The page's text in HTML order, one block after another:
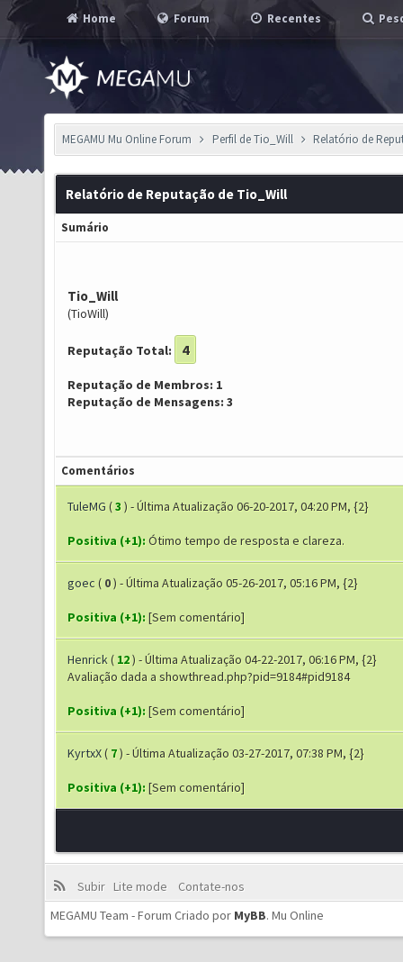
Home Forum Recentes
MEGAMU Mu Online Forum Perfil de Tio_Will Relatório de
Relatório de Reputação de Tio_Will
Sumário
Tio_Will
(TioWill)
Reputação Total: 4
Reputação de Membros: 1
Reputação de Mensagens: 3
Comentários
TuleMG (3 ) - Última Atualização 06-20-2017, 04:20 PM, {2}
Positiva (+1): Ótimo tempo de resposta e clareza.
goec ( 0) - Última Atualização 05-26-2017, 05:16 PM, {2}
Positiva (+1): [Sem comentário]
Henrick( 12) - Última Atualização 04-22-2017, 06:16 PM, {2}
Avaliação dada a showthread.php?pid=9184#pid9184
Positiva (+1): [Sem comentário]
KyrtxX( 7) - Última Atualização 03-27-2017, 07:38 PM, {2}
Positiva (+1): [Sem comentário]
Subir Lite mode
Contate-nos
MEGAMU Team - Forum Criado por MyBB. Mu Online